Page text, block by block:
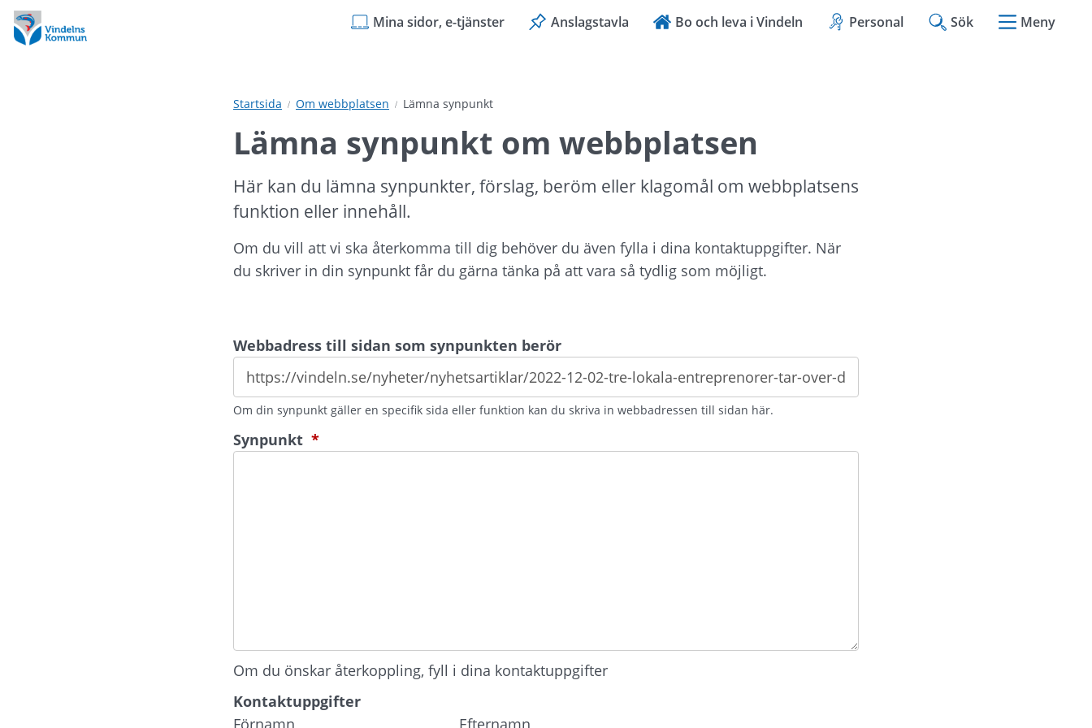
Hoppa
till
innehåll
Hoppa
till
undermeny
Mina sidor, e-tjänster Anslagstavla Bo och leva i Vindeln Personal Sök Meny
Startsida Om webbplatsen Lämna synpunkt
Lämna synpunkt om webbplatsen
Här kan du lämna synpunkter, förslag, beröm eller klagomål om webbplatsens
funktion eller innehåll.
Om du vill att vi ska återkomma till dig behöver du även fylla i dina kontaktuppgifter. När
du skriver in din synpunkt får du gärna tänka på att vara så tydlig som möjligt.
Webbadress till sidan som synpunkten berör
Om din synpunkt gäller en specifik sida eller funktion kan du skriva in webbadressen till sidan här.
Synpunkt *(obligatorisk)
Om du önskar återkoppling, fyll i dina kontaktuppgifter
Kontaktuppgifter
Kontaktuppgifter
Förnamn Efternamn